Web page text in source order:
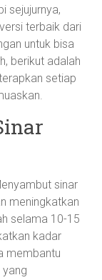
sejujurnya,
terbaik dari
untuk bisa
berikut adalah
setiap
sinar
meningkatkan
selama 10-15
kadar
membantu